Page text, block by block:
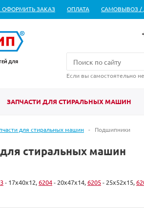
ОФОРМИТЬ ЗАКАЗ ОПЛАТА САМОВЫВОЗ /
ДЛЯ
Если вы самостоятельно
ЗАПЧАСТИ ДЛЯ СТИРАЛЬНЫХ МАШИН
для стиральных машин - Подшипники
стиральных машин
- 17x40x12,6204- 20x47x14,6205- 25x52x15,